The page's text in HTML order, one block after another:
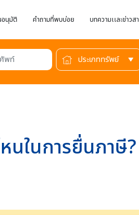
อนุมัติ คำถามที่พบบ่อย บทความเเละข่าวส
ท์
นในการยื่นภาษี?